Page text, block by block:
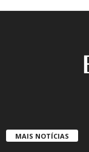
MAIS NOTÍCIAS